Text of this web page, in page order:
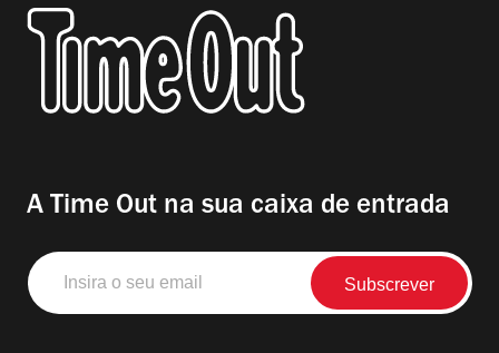
A Time Out na sua caixa de entrada
Insira
o
seu